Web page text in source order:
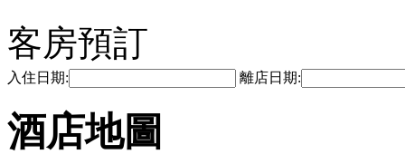
客房預訂
入住日期: 離店日期:
酒店地圖